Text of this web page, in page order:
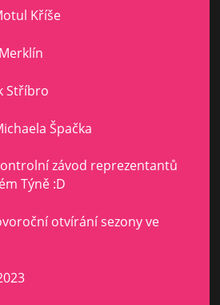
Kříše
Stříbro
Špačka
závod reprezentantů
Týně :D
otvírání sezony ve